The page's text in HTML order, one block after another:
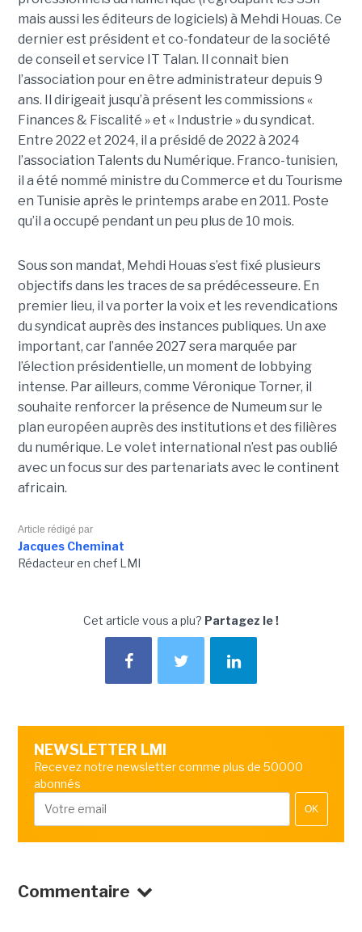
mais aussi les éditeurs de logiciels) à Mehdi Houas. Ce
dernier est président et co-fondateur de la société
de conseil et service IT Talan. Il connait bien
l’association pour en être administrateur depuis 9
ans. Il dirigeait jusqu’à présent les commissions «
Finances & Fiscalité » et « Industrie » du syndicat.
Entre 2022 et 2024, il a présidé de 2022 à 2024
l’association Talents du Numérique. Franco-tunisien,
il a été nommé ministre du Commerce et du Tourisme
en Tunisie après le printemps arabe en 2011. Poste
qu’il a occupé pendant un peu plus de 10 mois.
Sous son mandat, Mehdi Houas s’est fixé plusieurs
objectifs dans les traces de sa prédécesseure. En
premier lieu, il va porter la voix et les revendications
du syndicat auprès des instances publiques. Un axe
important, car l’année 2027 sera marquée par
l’élection présidentielle, un moment de lobbying
intense. Par ailleurs, comme Véronique Torner, il
souhaite renforcer la présence de Numeum sur le
plan européen auprès des institutions et des filières
du numérique. Le volet international n’est pas oublié
avec un focus sur des partenariats avec le continent
africain.
Article rédigé par
Jacques Cheminat
Rédacteur en chef LMI
Cet article vous a plu? Partagez le !
NEWSLETTER LMI
Recevez notre newsletter comme plus de 50000
abonnés
OK
Commentaire